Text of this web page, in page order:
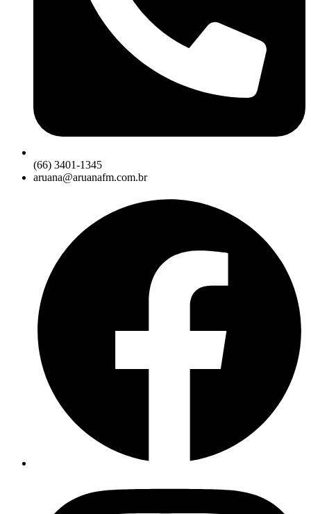
(66) 3401-1345
aruana@aruanafm.com.br